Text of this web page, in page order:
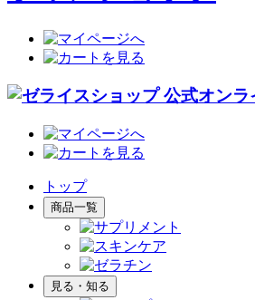
トップ
商品一覧
見る・知る